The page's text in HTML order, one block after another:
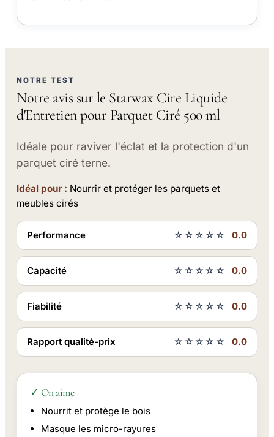
NOTRE TEST
Notre avis sur le Starwax Cire Liquide
d'Entretien pour Parquet Ciré 500 ml
Idéale pour raviver l'éclat et la protection d'un
parquet ciré terne.
Idéal pour : Nourrir et protéger les parquets et
meubles cirés
Performance ☆☆☆☆☆ 0.0
Capacité ☆☆☆☆☆ 0.0
Fiabilité ☆☆☆☆☆ 0.0
Rapport qualité-prix ☆☆☆☆☆ 0.0
✓ On aime
Nourrit et protège le bois
Masque les micro-rayures